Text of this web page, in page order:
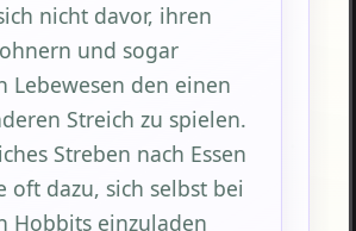
nicht davor, ihren
und sogar
Lebewesen den einen
Streich zu spielen.
Streben nach Essen
oft dazu, sich selbst bei
Hobbits einzuladen